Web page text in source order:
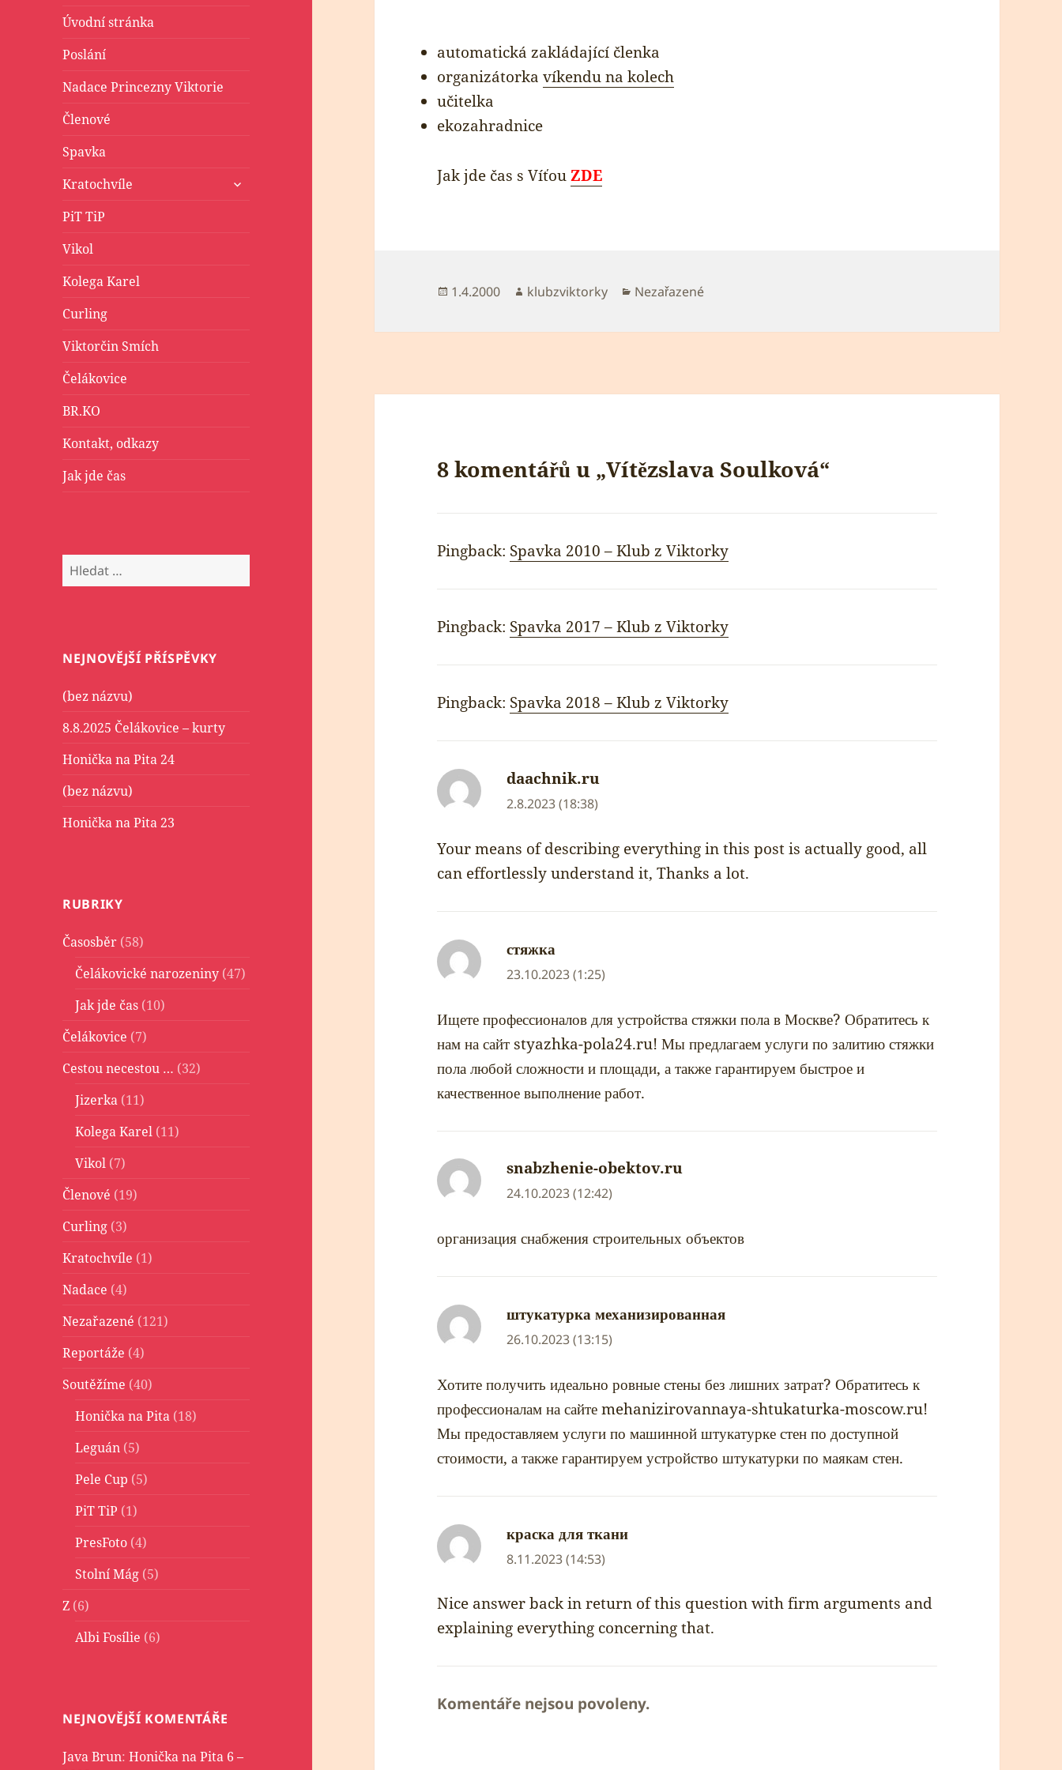
Úvodní stránka
Poslání
Nadace Princezny Viktorie
Členové
Spavka
Kratochvíle
zobrazit
PiT TiP
Vikol
Kolega Karel
Curling
Viktorčin Smích
Čelákovice
BR.KO
Kontakt, odkazy
Jak jde čas
Vyhledávání
NEJNOVĚJŠÍ PŘÍSPĚVKY
(bez názvu)
8.8.2025 Čelákovice – kurty
Honička na Pita 24
(bez názvu)
Honička na Pita 23
RUBRIKY
Časosběr (58)
Čelákovické narozeniny (47)
Jak jde čas (10)
Čelákovice (7)
Cestou necestou … (32)
Jizerka (11)
Kolega Karel (11)
Vikol (7)
Členové (19)
Curling (3)
Kratochvíle (1)
Nadace (4)
Nezařazené (121)
Reportáže (4)
Soutěžíme (40)
Honička na Pita (18)
Leguán (5)
Pele Cup (5)
PiT TiP (1)
PresFoto (4)
Stolní Mág (5)
Z (6)
Albi Fosílie (6)
NEJNOVĚJŠÍ KOMENTÁŘE
Java Brun:Honička na Pita 6 –
automatická zakládající členka
organizátorkavíkendu na kolech
učitelka
ekozahradnice
Jak jde čas s VíťouZDE
Publikováno:
1.4.2000 Autor:
klubzviktorky Rubriky:
Nezařazené
8 komentářů u „Vítězslava Soulková“
Pingback: Spavka 2010 – Klub z Viktorky
Pingback: Spavka 2017 – Klub z Viktorky
Pingback: Spavka 2018 – Klub z Viktorky
daachnik.ru
2.8.2023 (18:38)
Your means of describing everything in this post is actually good, all
can effortlessly understand it, Thanks a lot.
стяжка
23.10.2023 (1:25)
Ищете профессионалов для устройства стяжки пола в Москве? Обратитесь к
нам на сайт styazhka-pola24.ru! Мы предлагаем услуги по залитию стяжки
пола любой сложности и площади, а также гарантируем быстрое и
качественное выполнение работ.
snabzhenie-obektov.ru
24.10.2023 (12:42)
организация снабжения строительных объектов
штукатурка механизированная
26.10.2023 (13:15)
Хотите получить идеально ровные стены без лишних затрат? Обратитесь к
профессионалам на сайте mehanizirovannaya-shtukaturka-moscow.ru!
Мы предоставляем услуги по машинной штукатурке стен по доступной
стоимости, а также гарантируем устройство штукатурки по маякам стен.
краска для ткани
8.11.2023 (14:53)
Nice answer back in return of this question with firm arguments and
explaining everything concerning that.
Komentáře nejsou povoleny.